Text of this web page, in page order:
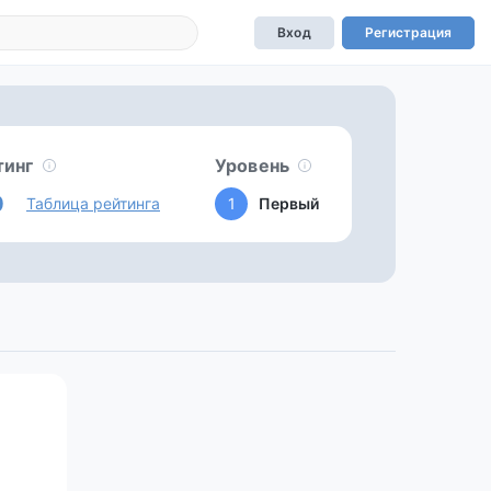
Вход Регистрация
Таблица рейтинга
Уровень
1 Первый